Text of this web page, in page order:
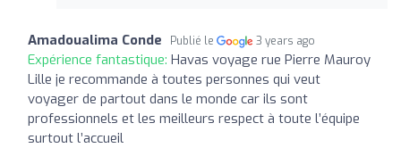
Amadoualima Conde Publié le 3 years ago
Expérience fantastique: Havas voyage rue Pierre Mauroy
Lille je recommande à toutes personnes qui veut
voyager de partout dans le monde car ils sont
professionnels et les meilleurs respect à toute l’équipe
surtout l’accueil